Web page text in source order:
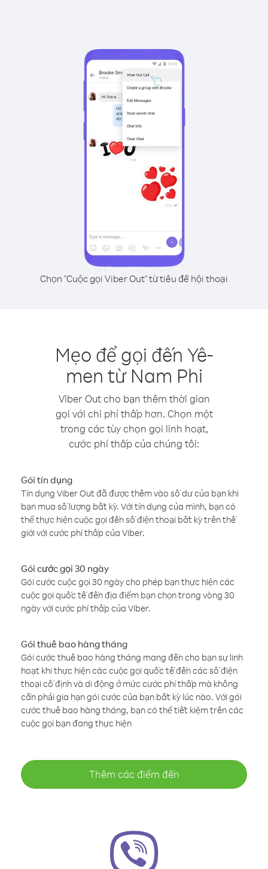
Chọn "Cuộc gọi Viber Out" từ tiêu đề hội thoại
Mẹo để gọi đến Yê-
men từ Nam Phi
Viber Out cho bạn thêm thời gian
gọi với chi phí thấp hơn. Chọn một
trong các tùy chọn gọi linh hoạt,
cước phí thấp của chúng tôi:
Gói tín dụng
Tín dụng Viber Out đã được thêm vào số dư của bạn khi
bạn mua số lượng bất kỳ. Với tín dụng của mình, bạn có
thể thực hiện cuộc gọi đến số điện thoại bất kỳ trên thế
giới với cước phí thấp của Viber.
Gói cước gọi 30 ngày
Gói cước cuộc gọi 30 ngày cho phép bạn thực hiện các
cuộc gọi quốc tế đến địa điểm bạn chọn trong vòng 30
ngày với cước phí thấp của Viber.
Gói thuê bao hàng tháng
Gói cước thuê bao hàng tháng mang đến cho bạn sự linh
hoạt khi thực hiện các cuộc gọi quốc tế đến các số điện
thoại cố định và di động ở mức cước phí thấp mà không
cần phải gia hạn gói cước của bạn bất kỳ lúc nào. Với gói
cước thuê bao hàng tháng, bạn có thể tiết kiệm trên các
cuộc gọi bạn đang thực hiện
Thêm các điểm đến